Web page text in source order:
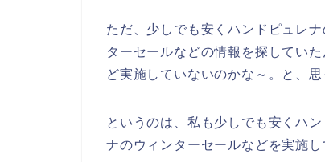
ただ、少しでも安くハンドピュレ
ターセールなどの情報を探してい
ど実施していないのかな～。と、
というのは、私も少しでも安くハ
ナのウィンターセールなどを実施